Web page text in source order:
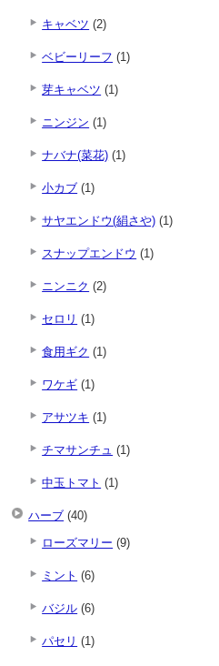
キャベツ (2)
ベビーリーフ (1)
芽キャベツ (1)
ニンジン (1)
ナバナ(菜花) (1)
小カブ (1)
サヤエンドウ(絹さや) (1)
スナップエンドウ (1)
ニンニク (2)
セロリ (1)
食用ギク (1)
ワケギ (1)
アサツキ (1)
チマサンチュ (1)
中玉トマト (1)
ハーブ (40)
ローズマリー (9)
ミント (6)
バジル (6)
パセリ (1)